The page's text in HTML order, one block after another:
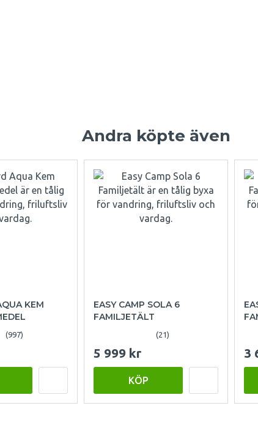
Andra köpte även
KEM
(997)
EASY CAMP SOLA 6
FAMILJETÄLT
(21)
5 999 kr
KÖP
3